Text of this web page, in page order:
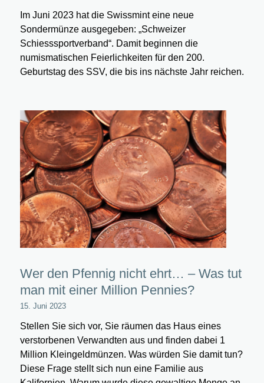
Im Juni 2023 hat die Swissmint eine neue
Sondermünze ausgegeben: „Schweizer
Schiesssportverband“. Damit beginnen die
numismatischen Feierlichkeiten für den 200.
Geburtstag des SSV, die bis ins nächste Jahr reichen.
Wer den Pfennig nicht ehrt… – Was tut
man mit einer Million Pennies?
15. Juni 2023
Stellen Sie sich vor, Sie räumen das Haus eines
verstorbenen Verwandten aus und finden dabei 1
Million Kleingeldmünzen. Was würden Sie damit tun?
Diese Frage stellt sich nun eine Familie aus